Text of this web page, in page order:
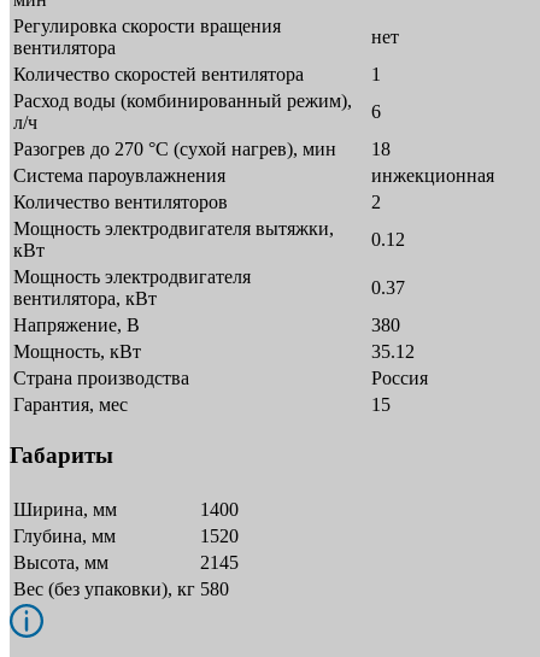
Регулировка скорости вращения
вентилятора
нет
Количество скоростей вентилятора
1
Расход воды (комбинированный режим),
л/ч
6
Разогрев до 270 °С (сухой нагрев), мин
18
Система пароувлажнения
инжекционная
Количество вентиляторов
2
Мощность электродвигателя вытяжки,
кВт
0.12
Мощность электродвигателя
вентилятора, кВт
0.37
Напряжение, В
380
Мощность, кВт
35.12
Страна производства
Россия
Гарантия, мес
15
Габариты
Ширина, мм
1400
Глубина, мм
1520
Высота, мм
2145
Вес (без упаковки), кг 580